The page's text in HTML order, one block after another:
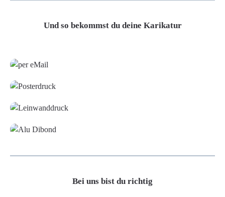
Und so bekommst du deine Karikatur
Bei uns bist du richtig